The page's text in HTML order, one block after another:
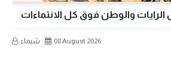
الرايات والوطن فوق كل الانتماءات
شيماء 08 August 2026